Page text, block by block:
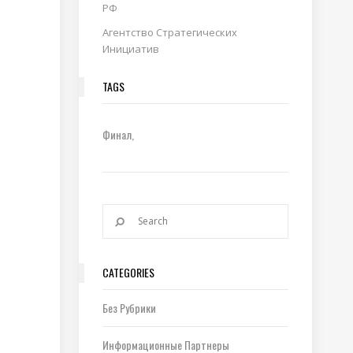
РФ
Агентство Стратегических
Инициатив
TAGS
Финал
CATEGORIES
Без Рубрики
Информационные Партнеры